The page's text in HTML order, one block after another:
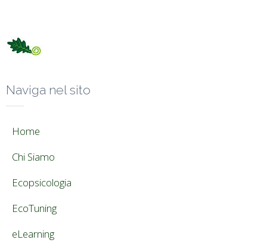
Naviga nel sito
Home
Chi Siamo
Ecopsicologia
EcoTuning
eLearning